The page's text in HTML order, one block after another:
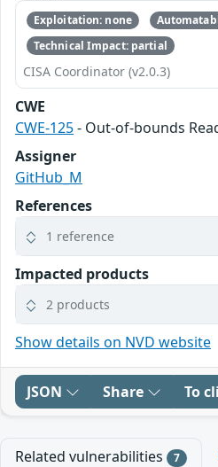
Exploitation: none
Technical Impact: partial
CISA Coordinator (v2.0.3)
CWE
CWE-125- Out-of-bounds
Assigner
GitHub_M
References
1 reference
Impacted products
2 products
Show details on NVD website
JSON Share To
Related vulnerabilities 7